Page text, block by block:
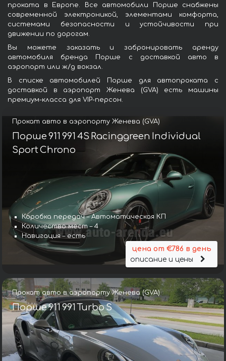
проката в Европе. Все автомобили Порше снабжены
современной электроникой, элементами комфорта,
системами безопасности и устойчивости при
движении по дорогам.
Вы можете заказать и забронировать аренду
автомобиля бренда Порше с доставкой авто в
аэропорт или ж/д вокзал.
В списке автомобилей Порше для автопроката с
доставкой в аэропорт Женева (GVA) есть машины
премиум-класса для VIP-персон.
Прокат авто в аэропорту Женева (GVA)
Порше 911 991 4S Racinggreen Individual
Sport Chrono
Коробка передач – Автоматическая КП
Количество мест – 4
Навигация – есть
цена от €786 в день
описание и цены
Прокат авто в аэропорту Женева (GVA)
Порше 911 991 Turbo S